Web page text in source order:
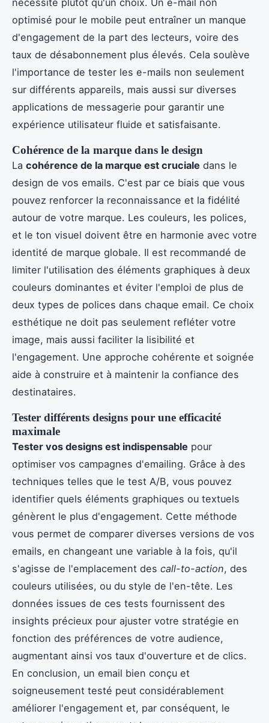
optimisé pour le mobile peut entraîner un manque
d'engagement de la part des lecteurs, voire des
taux de désabonnement plus élevés. Cela soulève
l'importance de tester les e-mails non seulement
sur différents appareils, mais aussi sur diverses
applications de messagerie pour garantir une
expérience utilisateur fluide et satisfaisante.
Cohérence de la marque dans le design
La cohérence de la marque est cruciale dans le
design de vos emails. C'est par ce biais que vous
pouvez renforcer la reconnaissance et la fidélité
autour de votre marque. Les couleurs, les polices,
et le ton visuel doivent être en harmonie avec votre
identité de marque globale. Il est recommandé de
limiter l'utilisation des éléments graphiques à deux
couleurs dominantes et éviter l'emploi de plus de
deux types de polices dans chaque email. Ce choix
esthétique ne doit pas seulement refléter votre
image, mais aussi faciliter la lisibilité et
l'engagement. Une approche cohérente et soignée
aide à construire et à maintenir la confiance des
destinataires.
Tester différents designs pour une efficacité
maximale
Tester vos designs est indispensable pour
optimiser vos campagnes d'emailing. Grâce à des
techniques telles que le test A/B, vous pouvez
identifier quels éléments graphiques ou textuels
génèrent le plus d'engagement. Cette méthode
vous permet de comparer diverses versions de vos
emails, en changeant une variable à la fois, qu'il
s'agisse de l'emplacement des call-to-action, des
couleurs utilisées, ou du style de l'en-tête. Les
données issues de ces tests fournissent des
insights précieux pour ajuster votre stratégie en
fonction des préférences de votre audience,
augmentant ainsi vos taux d'ouverture et de clics.
En conclusion, un email bien conçu et
soigneusement testé peut considérablement
améliorer l'engagement et, par conséquent, le